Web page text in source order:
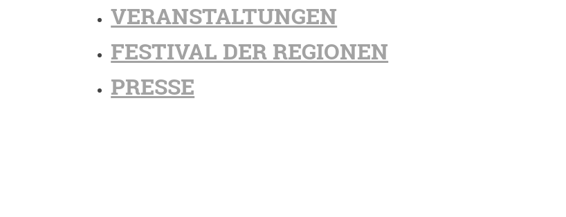
VERANSTALTUNGEN
FESTIVAL DER REGIONEN
PRESSE